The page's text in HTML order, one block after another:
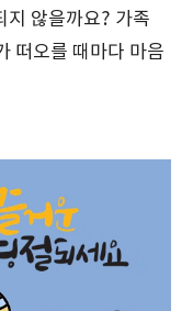
지 않을까요? 가족
떠오를 때마다 마음